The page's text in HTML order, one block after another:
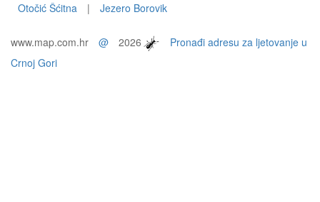
Otočić Šćitna
| Jezero Borovik
www.map.com.hr @ 2026
Pronađi adresu za ljetovanje u
Crnoj Gori